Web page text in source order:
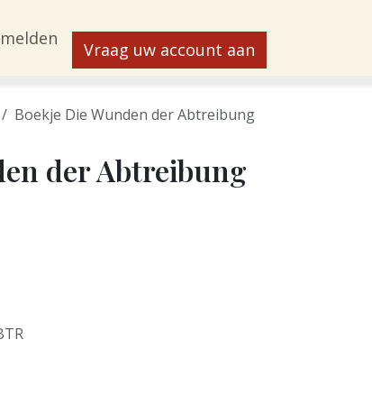
Vraag uw account aan
Boekje Die Wunden der Abtreibung
der Abtreibung